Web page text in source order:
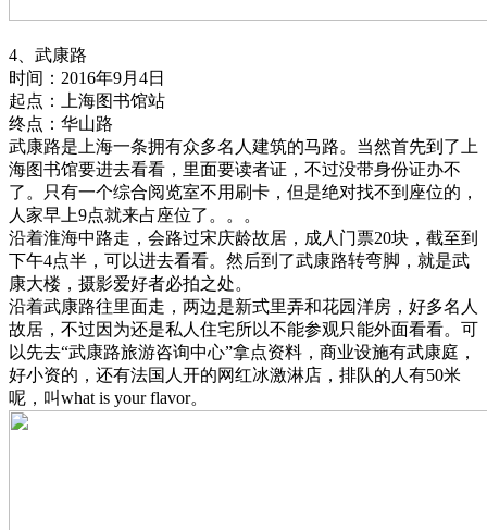
4、武康路
时间：2016年9月4日
起点：上海图书馆站
终点：华山路
武康路是上海一条拥有众多名人建筑的马路。当然首先到了上
海图书馆要进去看看，里面要读者证，不过没带身份证办不
了。只有一个综合阅览室不用刷卡，但是绝对找不到座位的，
人家早上9点就来占座位了。。。
沿着淮海中路走，会路过宋庆龄故居，成人门票20块，截至到
下午4点半，可以进去看看。然后到了武康路转弯脚，就是武
康大楼，摄影爱好者必拍之处。
沿着武康路往里面走，两边是新式里弄和花园洋房，好多名人
故居，不过因为还是私人住宅所以不能参观只能外面看看。可
以先去“武康路旅游咨询中心”拿点资料，商业设施有武康庭，
好小资的，还有法国人开的网红冰激淋店，排队的人有50米
呢，叫what is your flavor。